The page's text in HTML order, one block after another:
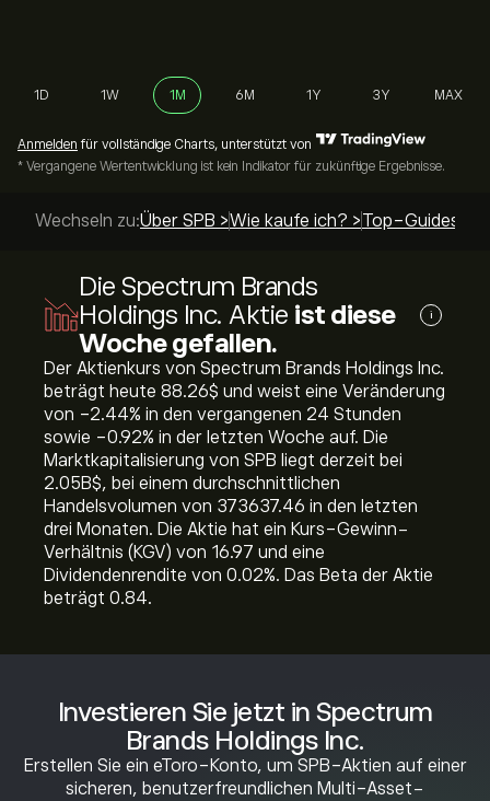
Investieren Sie jetzt in Spectrum
Brands Holdings Inc.
Erstellen Sie ein eToro-Konto, um SPB-Aktien auf einer
sicheren, benutzerfreundlichen Multi-Asset-
1D 1W 1M 6M 1Y 3Y MAX
Anmelden für vollständige Charts, unterstützt von
* Vergangene Wertentwicklung ist kein Indikator für zukünftige Ergebnisse.
Wechseln zu:Über SPB >Wie kaufe ich? >Top-Guides >
Die Spectrum Brands
Holdings Inc. Aktie ist diese
Woche gefallen.
i
Der Aktienkurs von Spectrum Brands Holdings Inc.
beträgt heute 88.26‎$‎ und weist eine Veränderung
von ‎-2.44‎% in den vergangenen 24 Stunden
sowie ‎-0.92‎% in der letzten Woche auf. Die
Marktkapitalisierung von SPB liegt derzeit bei
2.05B‎$‎, bei einem durchschnittlichen
Handelsvolumen von 373637.46 in den letzten
drei Monaten. Die Aktie hat ein Kurs-Gewinn-
Verhältnis (KGV) von 16.97 und eine
Dividendenrendite von 0.02%. Das Beta der Aktie
beträgt 0.84.